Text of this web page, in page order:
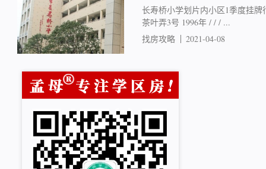
长寿桥小学划片内小区1季度挂
茶叶弄3号 1996年 / / / ...
找房攻略
2021-04-08